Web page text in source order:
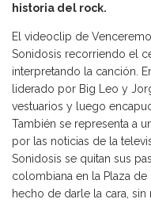
historia del rock.
El videoclip de
Sonidosis recorriendo el
interpretando la canción.
liderado por Big Leo y
vestuarios y luego
También se representa a
por las noticias de la
Sonidosis se quitan sus
colombiana en la Plaza
hecho de darle la cara,